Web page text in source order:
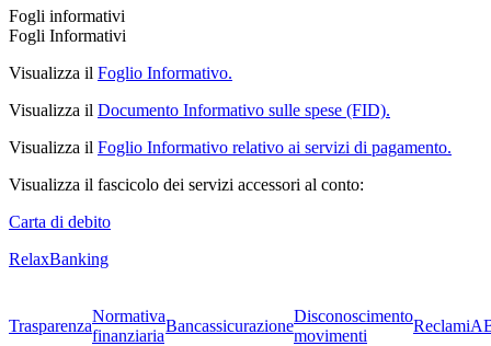
Fogli informativi
Fogli Informativi
Visualizza il Foglio Informativo.
Visualizza il Documento Informativo sulle spese (FID).
Visualizza il Foglio Informativo relativo ai servizi di pagamento.
Visualizza il fascicolo dei servizi accessori al conto:
Carta di debito
RelaxBanking
Trasparenza
Normativa
finanziaria
Bancassicurazione
Disconoscimento
movimenti
Reclami